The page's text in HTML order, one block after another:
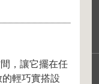
，讓它擺在任
輕巧實搭設